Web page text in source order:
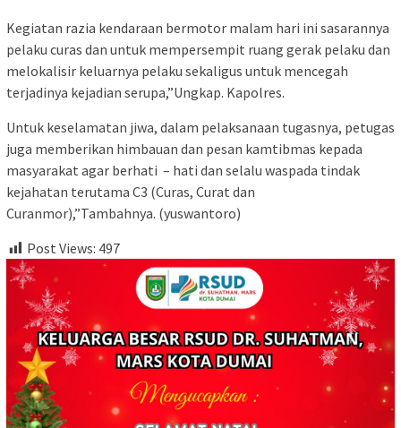
Kegiatan razia kendaraan bermotor malam hari ini sasarannya
pelaku curas dan untuk mempersempit ruang gerak pelaku dan
melokalisir keluarnya pelaku sekaligus untuk mencegah
terjadinya kejadian serupa,”Ungkap. Kapolres.
Untuk keselamatan jiwa, dalam pelaksanaan tugasnya, petugas
juga memberikan himbauan dan pesan kamtibmas kepada
masyarakat agar berhati – hati dan selalu waspada tindak
kejahatan terutama C3 (Curas, Curat dan
Curanmor),”Tambahnya. (yuswantoro)
Post Views: 497